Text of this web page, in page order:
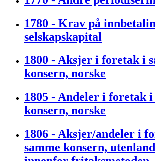
1780 - Krav på
selskapskapital
1800 - Aksjer i foretak i
konsern, norske
1805 - Andeler i foretak i
konsern, norske
1806 - Aksjer/andeler i
samme konsern,